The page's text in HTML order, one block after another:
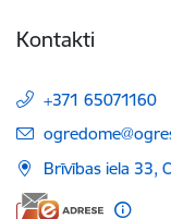
Kontakti
+371 65071160
E-pasts:
Brīvības iela 33,